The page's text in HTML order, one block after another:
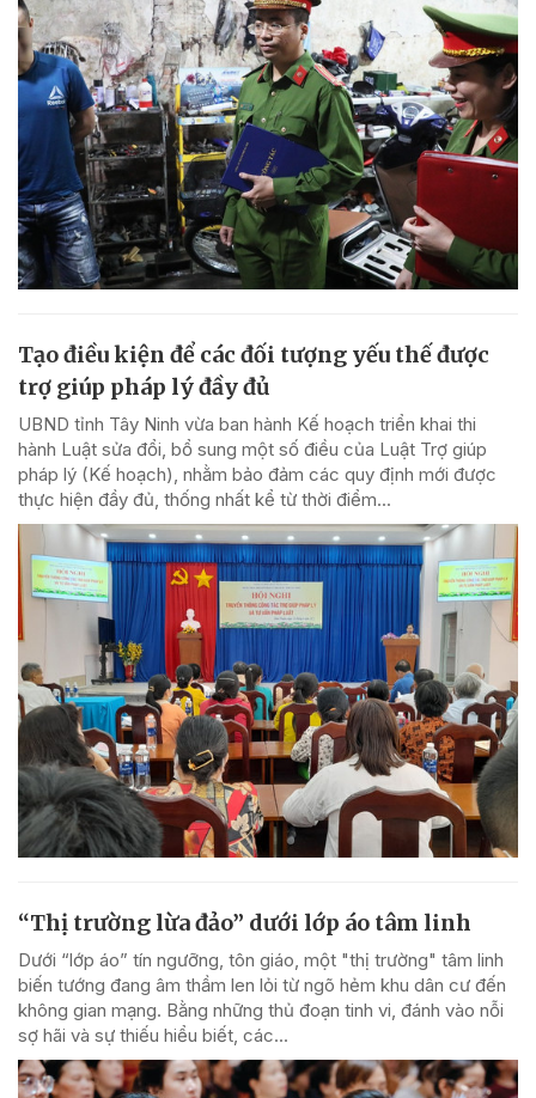
Tạo điều kiện để các đối tượng yếu thế được
trợ giúp pháp lý đầy đủ
UBND tỉnh Tây Ninh vừa ban hành Kế hoạch triển khai thi
hành Luật sửa đổi, bổ sung một số điều của Luật Trợ giúp
pháp lý (Kế hoạch), nhằm bảo đảm các quy định mới được
thực hiện đầy đủ, thống nhất kể từ thời điểm...
“Thị trường lừa đảo” dưới lớp áo tâm linh
Dưới “lớp áo” tín ngưỡng, tôn giáo, một "thị trường" tâm linh
biến tướng đang âm thầm len lỏi từ ngõ hẻm khu dân cư đến
không gian mạng. Bằng những thủ đoạn tinh vi, đánh vào nỗi
sợ hãi và sự thiếu hiểu biết, các...